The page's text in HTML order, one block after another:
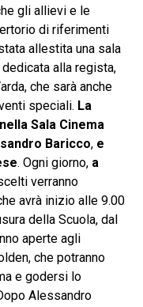
gli allievi e le
di riferimenti
allestita una sala
alla regista,
che sarà anche
speciali. La
Sala Cinema
Baricco, e
. Ogni giorno, a
verranno
avrà inizio alle 9.00
della Scuola, dal
aperte agli
che potranno
e godersi lo
Alessandro